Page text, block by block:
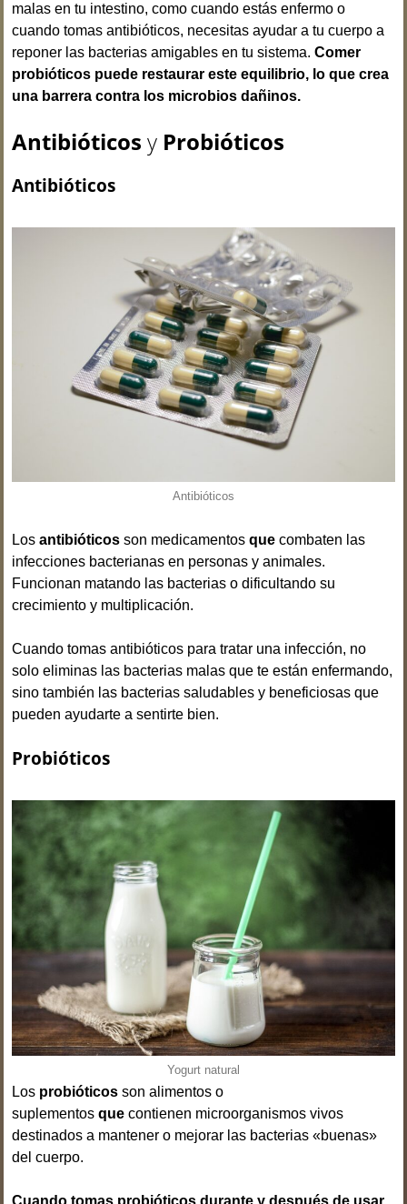
malas en tu intestino, como cuando estás enfermo o
cuando tomas antibióticos, necesitas ayudar a tu cuerpo a
reponer las bacterias amigables en tu sistema.Comer
probióticos puede restaurar este equilibrio, lo que crea
una barrera contra los microbios dañinos.
Antibióticos y Probióticos
Antibióticos
Antibióticos
Losantibióticos son medicamentosque combaten las
infecciones bacterianas en personas y animales.
Funcionan matando las bacterias o dificultando su
crecimiento y multiplicación.
Cuando tomas antibióticos para tratar una infección, no
solo eliminas las bacterias malas que te están enfermando,
sino también las bacterias saludables y beneficiosas que
pueden ayudarte a sentirte bien.
Probióticos
Yogurt natural
Los probióticos son alimentos o
suplementosque contienen microorganismos vivos
destinados a mantener o mejorar las bacterias «buenas»
del cuerpo.
Cuando tomas probióticos durante y después de usar